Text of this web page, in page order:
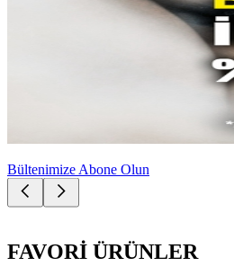
Bültenimize Abone Olun
FAVORİ ÜRÜNLER